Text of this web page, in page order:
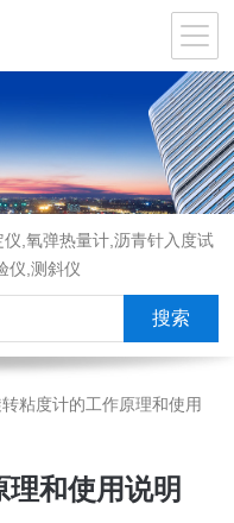
,氧弹热量计,沥青针入度试
仪,测斜仪
粘度计的工作原理和使用
和使用说明